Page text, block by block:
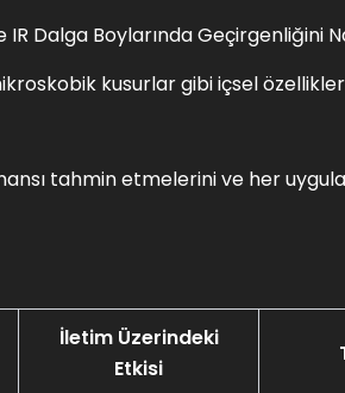
Dalga Boylarında Geçirgenliğini
kusurlar gibi içsel
tahmin etmelerini ve her
İletim Üzerindeki
Etkisi